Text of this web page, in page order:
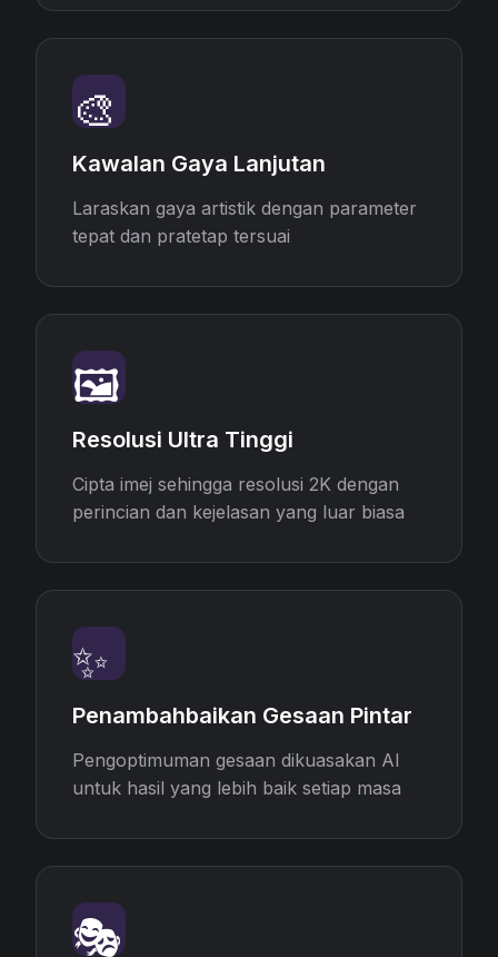
🎨
Kawalan Gaya Lanjutan
Laraskan gaya artistik dengan parameter
tepat dan pratetap tersuai
🖼️
Resolusi Ultra Tinggi
Cipta imej sehingga resolusi 2K dengan
perincian dan kejelasan yang luar biasa
✨
Penambahbaikan Gesaan Pintar
Pengoptimuman gesaan dikuasakan AI
untuk hasil yang lebih baik setiap masa
🎭